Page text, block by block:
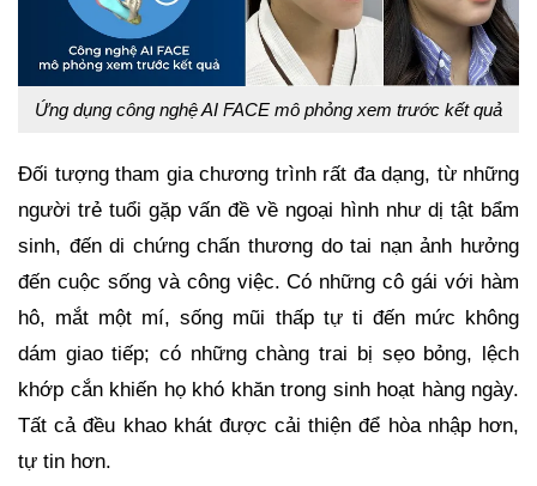
Ứng dụng công nghệ AI FACE mô phỏng xem trước kết quả
Đối tượng tham gia chương trình rất đa dạng, từ những
người trẻ tuổi gặp vấn đề về ngoại hình như dị tật bẩm
sinh, đến di chứng chấn thương do tai nạn ảnh hưởng
đến cuộc sống và công việc. Có những cô gái với hàm
hô, mắt một mí, sống mũi thấp tự ti đến mức không
dám giao tiếp; có những chàng trai bị sẹo bỏng, lệch
khớp cắn khiến họ khó khăn trong sinh hoạt hàng ngày.
Tất cả đều khao khát được cải thiện để hòa nhập hơn,
tự tin hơn.